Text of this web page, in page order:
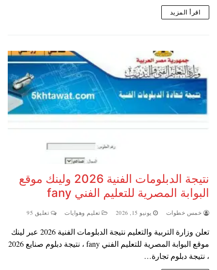
اقرأ المزيد
نتيجة الدبلومات الفنية 2026 ولينك موقع
البوابة المصرية للتعليم الفني fany
خمس خطوات يونيو 15, 2026 تعليم وهوايات تعليق 95
تعلن وزارة التربية والتعليم نتيجة الدبلومات الفنية 2026 عبر لينك
موقع البوابة المصرية للتعليم الفني fany ، نتيجة دبلوم صنايع 2026
، نتيجة دبلوم تجارة…